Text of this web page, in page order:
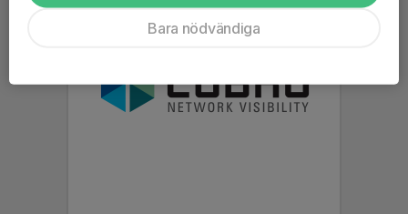
Bara nödvändiga